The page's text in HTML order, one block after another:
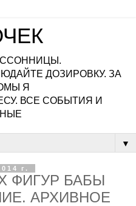
ДОЗИРОВКУ. ЗА
Я
ВСЕ СОБЫТИЯ И
▼
г.
ФИГУР БАБЫ
АРХИВНОЕ